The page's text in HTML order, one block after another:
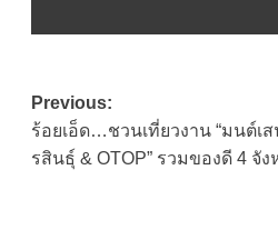
Post
navigation
Previous:
ร้อยเอ็ด…ชวนเที่ยวงาน “มนต์เ
รสินธุ์ & OTOP” รวมของดี 4 จัง